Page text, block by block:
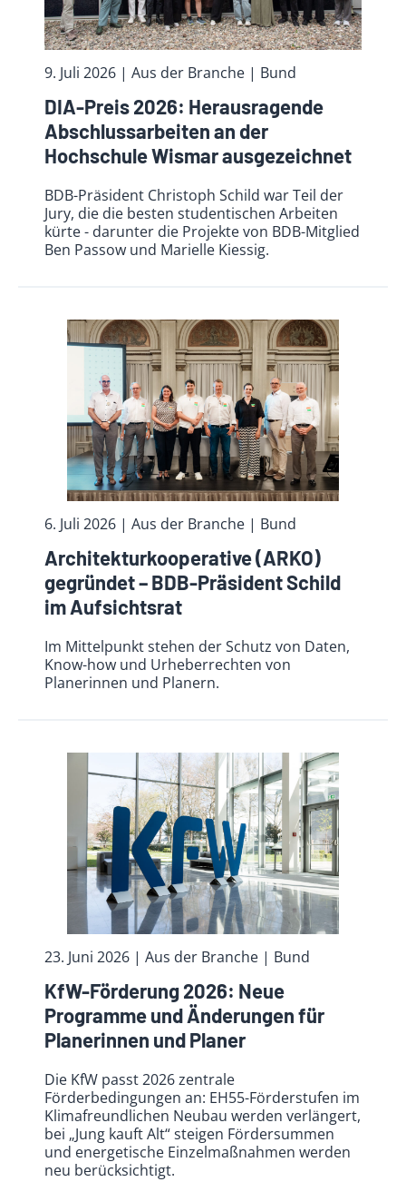
9. Juli 2026 | Aus der Branche | Bund
DIA-Preis 2026: Herausragende
Abschlussarbeiten an der
Hochschule Wismar ausgezeichnet
BDB-Präsident Christoph Schild war Teil der
Jury, die die besten studentischen Arbeiten
kürte - darunter die Projekte von BDB-Mitglied
Ben Passow und Marielle Kiessig.
6. Juli 2026 | Aus der Branche | Bund
Archi­tektur­koope­rative (ARKO)
gegründet – BDB-Präsident Schild
im Aufsichtsrat
Im Mittelpunkt stehen der Schutz von Daten,
Know-how und Urheberrechten von
Planerinnen und Planern.
23. Juni 2026 | Aus der Branche | Bund
KfW-Förderung 2026: Neue
Programme und Änderungen für
Planerinnen und Planer
Die KfW passt 2026 zentrale
Förderbedingungen an: EH55-Förderstufen im
Klimafreundlichen Neubau werden verlängert,
bei „Jung kauft Alt“ steigen Fördersummen
und energetische Einzelmaßnahmen werden
neu berücksichtigt.